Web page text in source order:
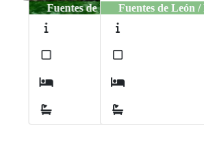
Fuentes de León / Fuentes